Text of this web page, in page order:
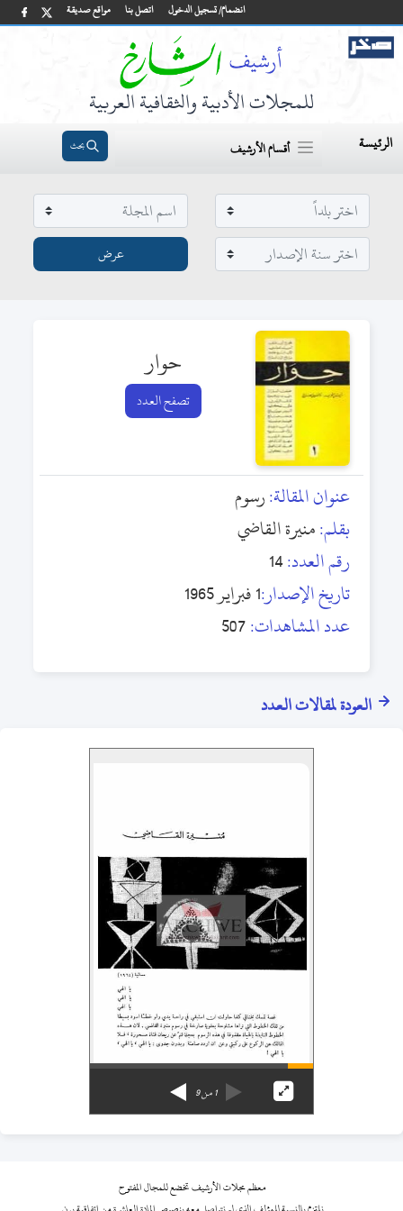
مواقع صديقة اتصل بنا انضمام/ تسجيل الدخول
للمجلات الأدبية والثقافية العربية
الرئيسة أقسام الأرشيف بحث
حوار
تصفح العدد
عنوان المقالة:رسوم
بقلم:منيرة القاضي
رقم العدد:14
تاريخ الإصدار:1 فبراير 1965
عدد المشاهدات:507
العودة لمقالات العدد
1من9
معظم مجلات الأرشيف تخضع للمجال المفتوح